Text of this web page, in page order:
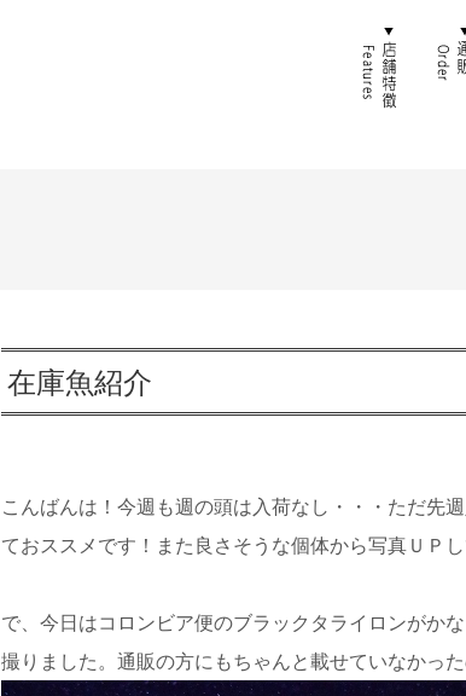
在庫魚紹介
こんばんは！今週も週の頭は入荷なし・・・ただ先
ておススメです！また良さそうな個体から写真ＵＰ
で、今日はコロンビア便のブラックタライロンがか
撮りました。通販の方にもちゃんと載せていなかった